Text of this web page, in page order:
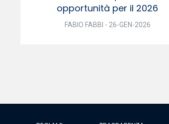
opportunità per il 2026
FABIO FABBI - 26-GEN-2026